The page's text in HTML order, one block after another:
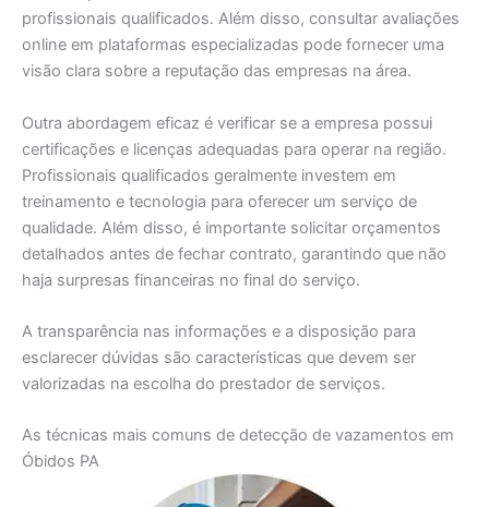
profissionais qualificados. Além disso, consultar avaliações
online em plataformas especializadas pode fornecer uma
visão clara sobre a reputação das empresas na área.
Outra abordagem eficaz é verificar se a empresa possui
certificações e licenças adequadas para operar na região.
Profissionais qualificados geralmente investem em
treinamento e tecnologia para oferecer um serviço de
qualidade. Além disso, é importante solicitar orçamentos
detalhados antes de fechar contrato, garantindo que não
haja surpresas financeiras no final do serviço.
A transparência nas informações e a disposição para
esclarecer dúvidas são características que devem ser
valorizadas na escolha do prestador de serviços.
As técnicas mais comuns de detecção de vazamentos em
Óbidos PA